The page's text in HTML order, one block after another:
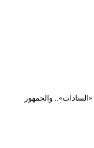
والجمهور